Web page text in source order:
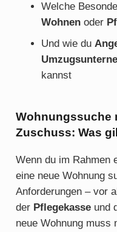
Welche
Wohnen oder
Und wie du
kannst
Wohnungssuche
Zuschuss: Was
Wenn du im Rahmen
eine neue Wohnung
Anforderungen – vor
der Pflegekasseund
neue Wohnung muss